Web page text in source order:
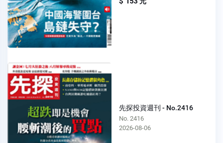
先探投資週刊 - No.2416
No. 2416
2026-08-06